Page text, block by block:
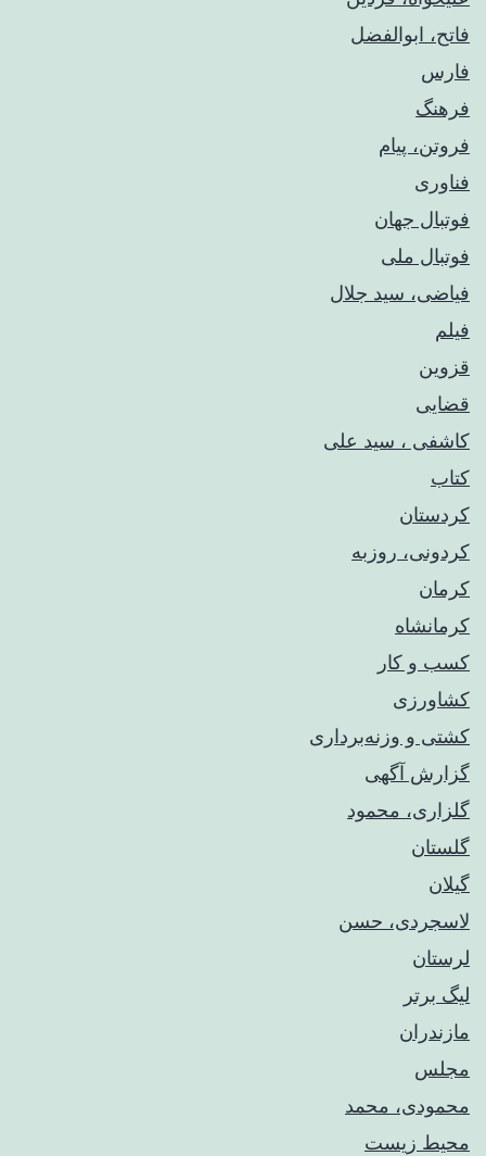
فاتح، ابوالفضل
فارس
فرهنگ
فروتن، پیام
فناوری
فوتبال جهان
فوتبال ملی
فیاضی، سید جلال
فیلم
قزوین
قضایی
کاشفی ، سید علی
کتاب
کردستان
کردونی، روزبه
کرمان
کرمانشاه
کسب و کار
کشاورزی
کشتی و وزنه‌برداری
گزارش آگهی
گلزاری، محمود
گلستان
گیلان
لاسجردی، حسن
لرستان
لیگ برتر
مازندران
مجلس
محمودی، محمد
محیط زیست